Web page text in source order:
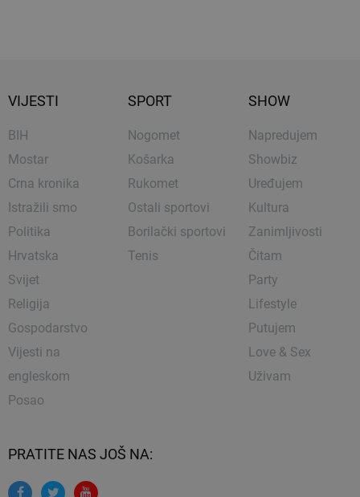
VIJESTI
BIH
Mostar
Crna kronika
Istražili smo
Politika
Hrvatska
Svijet
Religija
Gospodarstvo
Vijesti na
engleskom
Posao
SPORT
Nogomet
Košarka
Rukomet
Ostali sportovi
Borilački sportovi
Tenis
SHOW
Napredujem
Showbiz
Uređujem
Kultura
Zanimljivosti
Čitam
Party
Lifestyle
Putujem
Love & Sex
Uživam
PRATITE NAS JOŠ NA: